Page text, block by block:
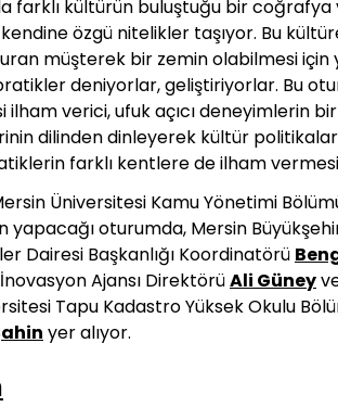
farklı kültürün buluştuğu bir
özgü nitelikler taşıyor. Bu
müşterek bir zemin olabilmesi
deniyorlar,geliştiriyorlar. Bu
verici, ufuk açıcı deneyimlerin bir
dilinden dinleyerek kültür
farklı kentlere de ilham
Üniversitesi Kamu Yönetimi
yapacağı oturumda, Mersin
Dairesi Başkanlığı Koordinatörü
Ajansı DirektörüAli Güney
Tapu Kadastro Yüksek Okulu
yer alıyor.